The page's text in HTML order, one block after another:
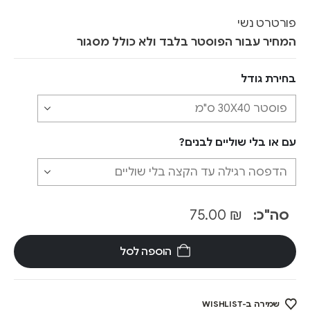
פורטרט נשי
המחיר עבור הפוסטר בלבד ולא כולל מסגור
בחירת גודל
עם או בלי שוליים לבנים?
סה"כ: ₪
הוספה לסל
שמירה ב-WISHLIST